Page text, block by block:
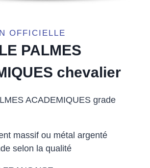
OFFICIELLE
PALMES
chevalier
ACADEMIQUES grade
massif ou métal argenté
selon la qualité